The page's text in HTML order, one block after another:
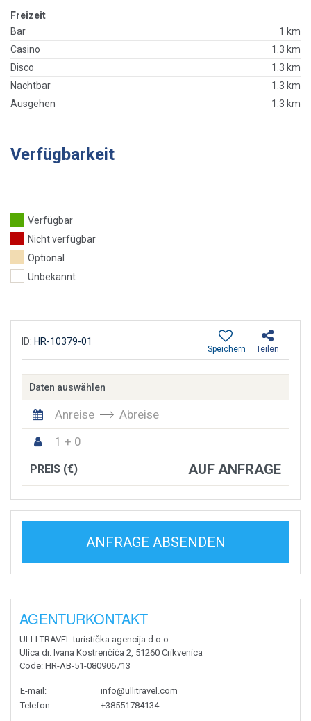
Freizeit
Bar
1 km
Casino
1.3 km
Disco
1.3 km
Nachtbar
1.3 km
Ausgehen
1.3 km
Verfügbarkeit
Verfügbar
Nicht verfügbar
Optional
Unbekannt
ID: HR-10379-01
Teilen
Speichern
Daten auswählen
Anreise
Abreise
1 + 0
PREIS (€) AUF ANFRAGE
ANFRAGE ABSENDEN
AGENTURKONTAKT
ULLI TRAVEL turistička agencija d.o.o.
Ulica dr. Ivana Kostrenčića 2, 51260 Crikvenica
Code: HR-AB-51-080906713
E-mail :
info@ullitravel.com
Telefon: +38551784134